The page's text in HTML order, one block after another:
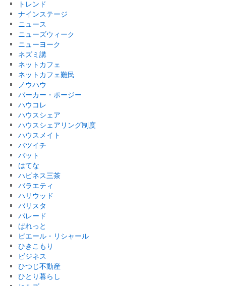
トレンド
ナインステージ
ニュース
ニューズウィーク
ニューヨーク
ネズミ講
ネットカフェ
ネットカフェ難民
ノウハウ
パーカー・ポージー
ハウコレ
ハウスシェア
ハウスシェアリング制度
ハウスメイト
バツイチ
バット
はてな
ハピネス三茶
バラエティ
ハリウッド
バリスタ
パレード
ぱれっと
ピエール・リシャール
ひきこもり
ビジネス
ひつじ不動産
ひとり暮らし